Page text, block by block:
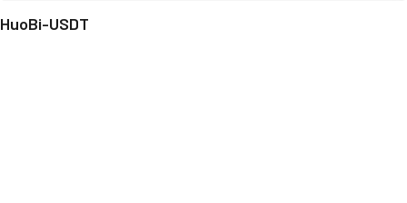
HuoBi-USDT